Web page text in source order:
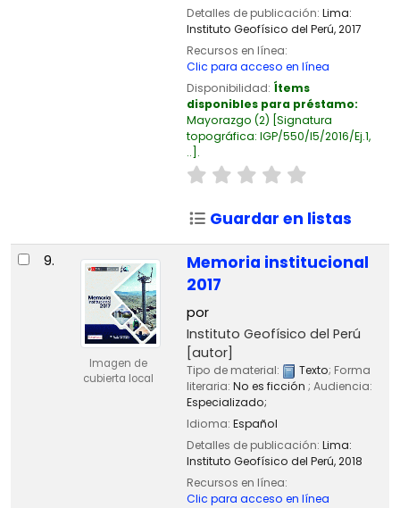
Detalles de publicación: Lima:
Instituto Geofísico del Perú,2017
Recursos en línea:
Clic para acceso en línea
Disponibilidad: Ítems
disponibles para préstamo:
Mayorazgo (2) Signatura
topográfica: IGP/550/I5/2016/Ej.1,
.. .
Guardar en listas
9.
Imagen de
cubierta local
Memoria institucional
2017
por
Instituto Geofísico del Perú
[autor]
Tipo de material: Texto; Forma
literaria: No es ficción ; Audiencia:
Especializado;
Idioma: Español
Detalles de publicación: Lima:
Instituto Geofísico del Perú,2018
Recursos en línea:
Clic para acceso en línea